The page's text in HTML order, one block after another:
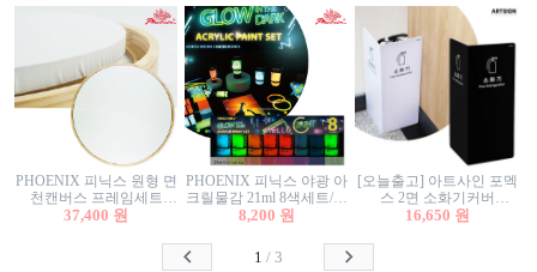
PHOENIX 피닉스 원형 면
천캔버스 프레임세트
40cm/원형캔버스/플로팅
37,400 원
PHOENIX 피닉스 야광 아
크릴물감 21ml 8색세트/야
광물감
8,200 원
[오늘출고] 아트사인 포멕
스 2면 소화기커버
1470/1471/소화기커버/소
함/소화기거치대/소화기
16,650 원
1 / 3